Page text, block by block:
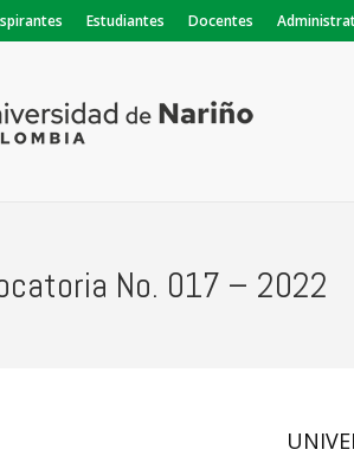
Estudiantes Docentes
No. 017 – 2022